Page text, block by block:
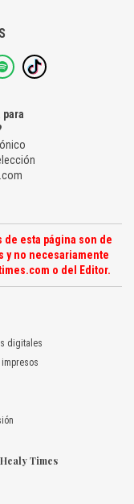
esta página son de
y no necesariamente
o del Editor.
digitales
Times